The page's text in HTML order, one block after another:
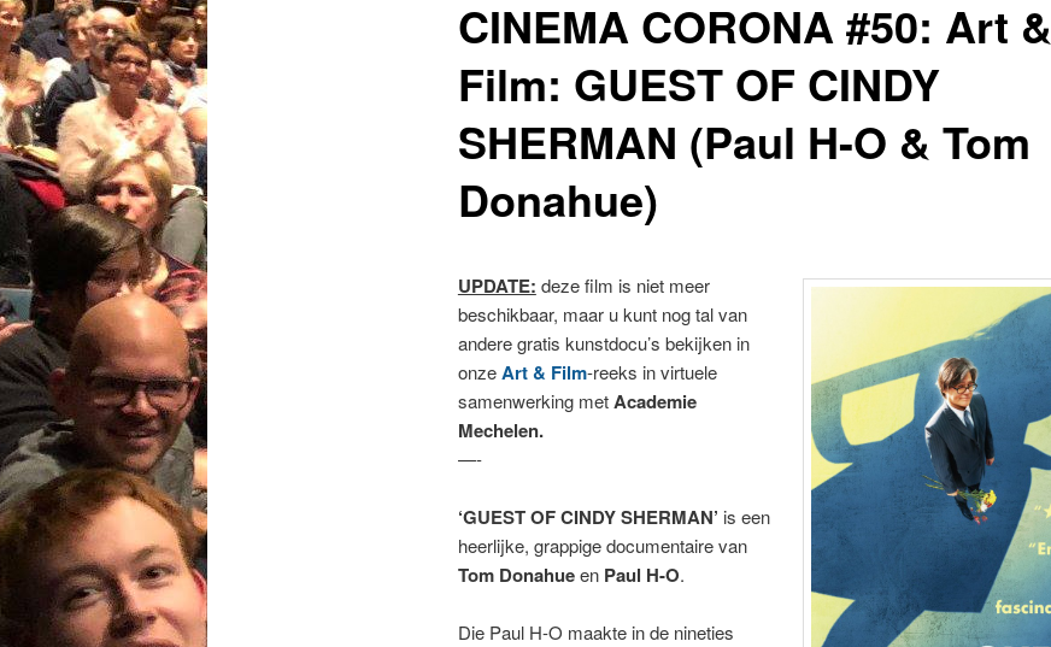
CINEMA CORONA #50: Art &
Film: GUEST OF CINDY
SHERMAN (Paul H-O & Tom
Donahue)
UPDATE: deze film is niet meer
beschikbaar, maar u kunt nog tal van
andere gratis kunstdocu’s bekijken in
onzeArt & Film-reeks in virtuele
samenwerking metAcademie
Mechelen.
—-
‘GUEST OF CINDY SHERMAN’ is een
heerlijke, grappige documentaire van
Tom Donahueen Paul H-O.
Die Paul H-O maakte in de nineties